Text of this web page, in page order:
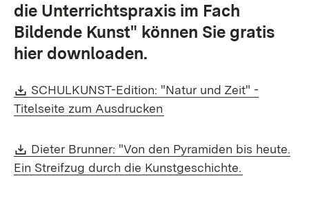
die Unterrichtspraxis im Fach
Bildende Kunst" können Sie gratis
hier downloaden.
Download:
SCHULKUNST-Edition: "Natur und Zeit" -
Titelseite zum Ausdrucken
Download:
Dieter Brunner: "Von den Pyramiden bis heute.
Ein Streifzug durch die Kunstgeschichte.